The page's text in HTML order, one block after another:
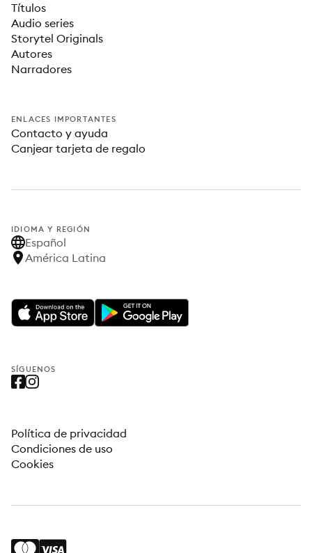
Títulos
Audio series
Storytel Originals
Autores
Narradores
ENLACES IMPORTANTES
Contacto y ayuda
Canjear tarjeta de regalo
IDIOMA Y REGIÓN
Español
América Latina
SÍGUENOS
Política de privacidad
Condiciones de uso
Cookies